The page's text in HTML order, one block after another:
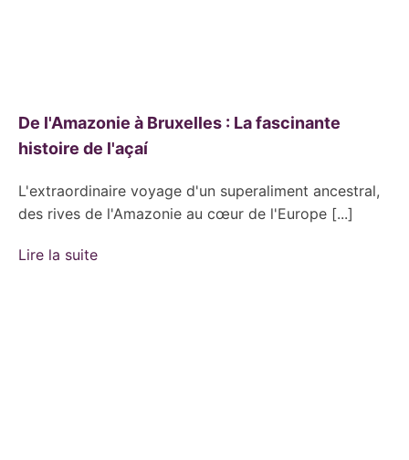
De l'Amazonie à Bruxelles : La fascinante
histoire de l'açaí
L'extraordinaire voyage d'un superaliment ancestral,
des rives de l'Amazonie au cœur de l'Europe [...]
Lire la suite